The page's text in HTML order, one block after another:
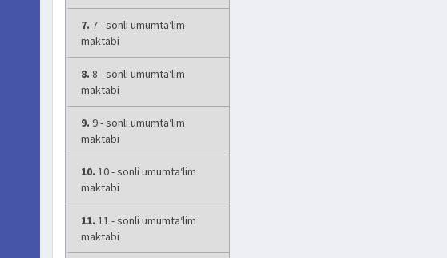
7. 7 - sonli umumta‘lim
maktabi
8. 8 - sonli umumta‘lim
maktabi
9. 9 - sonli umumta‘lim
maktabi
10. 10 - sonli umumta‘lim
maktabi
11. 11 - sonli umumta‘lim
maktabi